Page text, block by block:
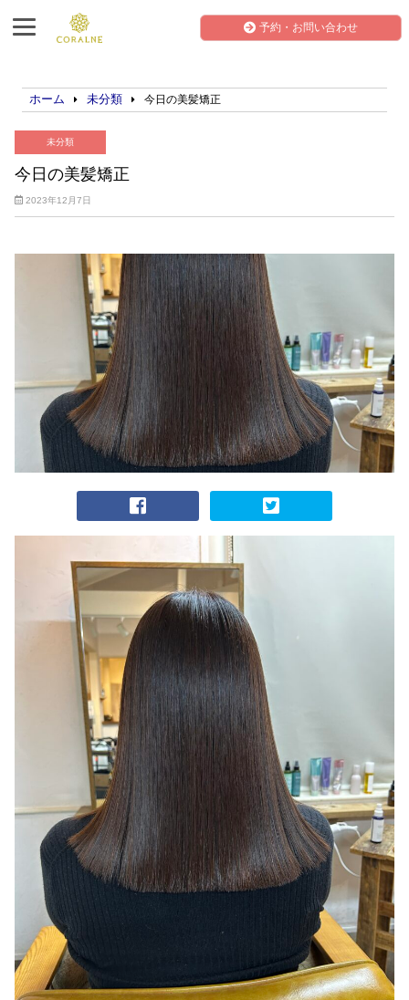
予約・お問い合わせ
ホーム 未分類 今日の美髪矯正
未分類
今日の美髪矯正
2023年12月7日